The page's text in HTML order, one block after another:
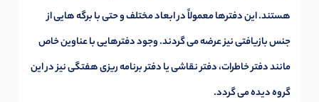
هستند. این دفترها معمولاً در ابعاد مختلف و حتی با برگه هایی از
جنس بازیافتی نیز عرضه می گردند. وجود دفترهایی با عناوین خاص
مانند دفتر خاطرات، دفتر نقاشی یا دفتر برنامه ریزی هفتگی نیز در این
گروه دیده می گردد.